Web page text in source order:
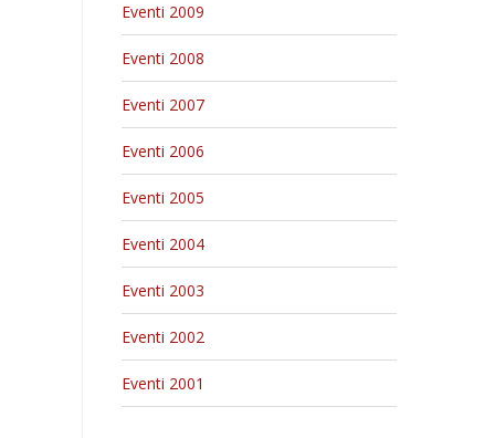
Eventi 2009
Eventi 2008
Eventi 2007
Eventi 2006
Eventi 2005
Eventi 2004
Eventi 2003
Eventi 2002
Eventi 2001